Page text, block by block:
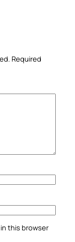
Required
this browser